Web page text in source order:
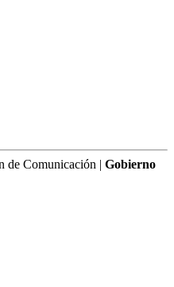
de Comunicación | Gobierno